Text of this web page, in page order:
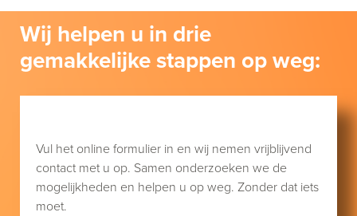
Wij helpen u in drie
gemakkelijke stappen op weg:
Vul het online formulier in en wij nemen vrijblijvend
contact met u op. Samen onderzoeken we de
mogelijkheden en helpen u op weg. Zonder dat iets
moet.